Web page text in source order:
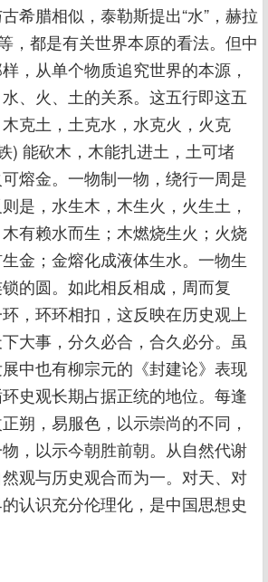
希腊相似，泰勒斯提出“水”，赫拉
，都是有关世界本原的看法。但中
，从单个物质追究世界的本源，
、火、土的关系。这五行即这五
克土，土克水，水克火，火克
) 能砍木，木能扎进土，土可堵
熔金。一物制一物，绕行一周是
是，水生木，木生火，火生土，
有赖水而生；木燃烧生火；火烧
金；金熔化成液体生水。一物生
的圆。如此相反相成，周而复
，环环相扣，这反映在历史观上
大事，分久必合，合久必分。虽
中也有柳宗元的《封建论》表现
史观长期占据正统的地位。每逢
朔，易服色，以示崇尚的不同，
，以示今朝胜前朝。从自然代谢
观与历史观合而为一。对天、对
认识充分伦理化，是中国思想史